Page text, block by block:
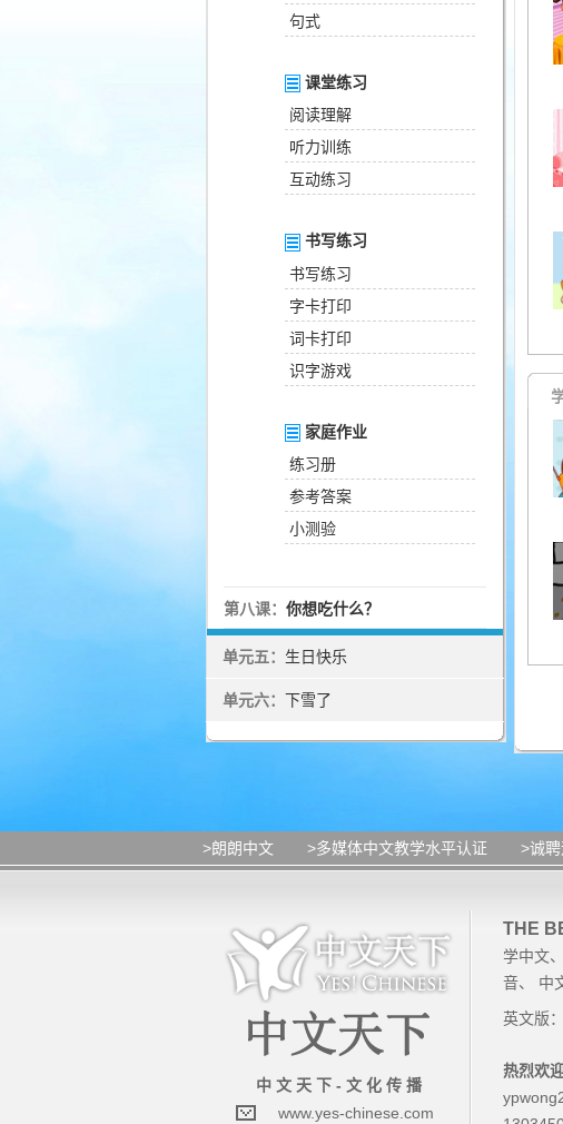
句式
课堂练习
阅读理解
听力训练
互动练习
书写练习
书写练习
字卡打印
词卡打印
识字游戏
家庭作业
练习册
参考答案
小测验
第八课： 你想吃什么？
单元五： 生日快乐
单元六： 下雪了
>朗朗中文 >多媒体中文教学水平认证 >诚
中 文 天 下 - 文 化 传 播
www.yes-chinese.com
THE
学中文、
音、 中
英文版：
热烈欢